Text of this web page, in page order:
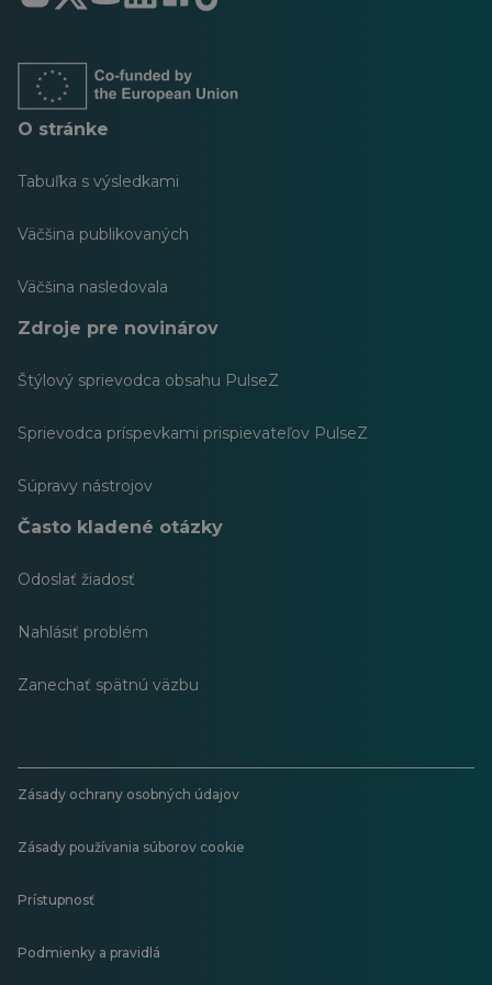
sa
karte
sa
karte
sa
karte
sa
karte
sa
karte
sa
O stránke
Tabuľka s výsledkami
Väčšina publikovaných
Väčšina nasledovala
Zdroje pre novinárov
Štýlový sprievodca obsahu PulseZ
Sprievodca príspevkami prispievateľov PulseZ
Súpravy nástrojov
Často kladené otázky
Odoslať žiadosť
Nahlásiť problém
Zanechať spätnú väzbu
Zásady ochrany osobných údajov
Zásady používania súborov cookie
Prístupnosť
Podmienky a pravidlá